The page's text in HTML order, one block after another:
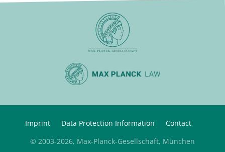
Imprint Data Protection Information
Contact
© 2003-2026, Max-Planck-Gesellschaft, München